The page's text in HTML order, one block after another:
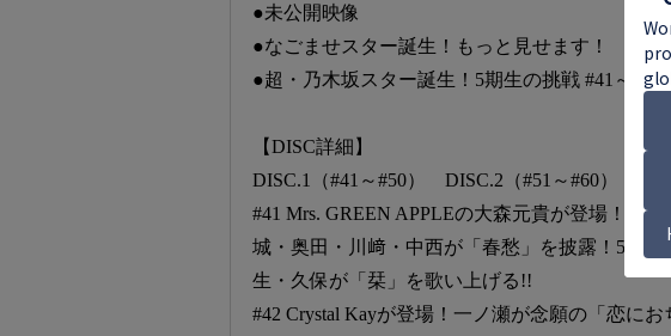
●未公開映像
●なごませスター誕生！もっと見せます！
●超・乃木坂スター誕生！5期生の挑戦 #41～#60
【DISC詳細】
DISC.1（#41～#50） DISC.2（#51～#60）
#41 Mrs. GREEN APPLEの大森元貴が登場！テ
城・奥田・川﨑・中西が「春愁」を披露！5期生
生・久保が「栞」を歌い上げる!!
#42 Crystal Kayが登場！一ノ瀬が念願の「恋に